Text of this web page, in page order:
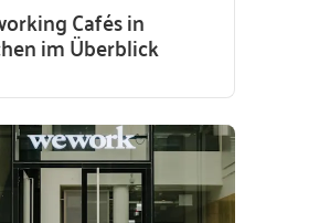
Cafés in
im Überblick